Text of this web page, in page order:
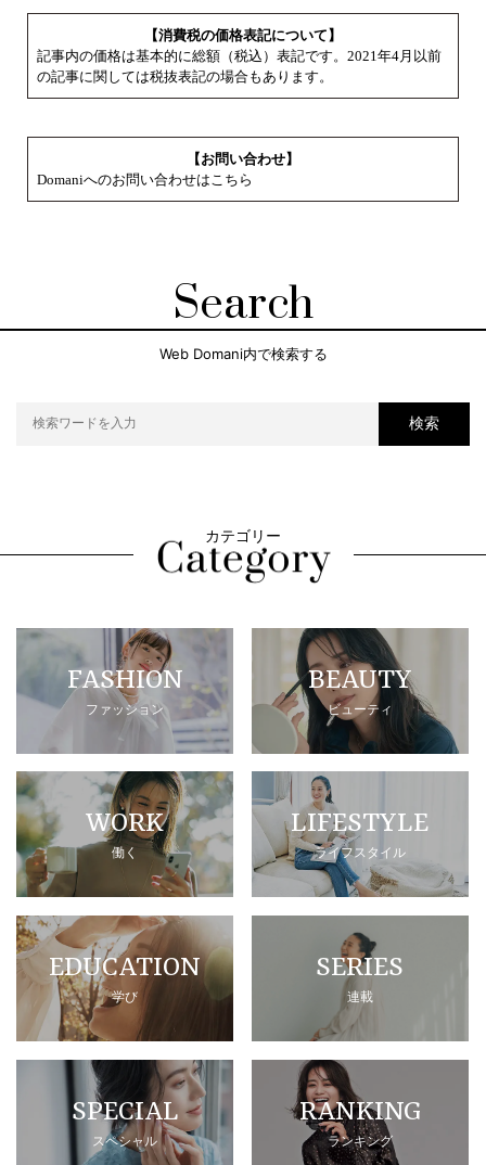
【消費税の価格表記について】
記事内の価格は基本的に総額（税込）表記です。2021年4月以前
の記事に関しては税抜表記の場合もあります。
【お問い合わせ】
Domaniへのお問い合わせはこちら
Search
Web Domani内で検索する
検索
カテゴリー
FASHION
ファッション
BEAUTY
ビューティ
WORK
働く
LIFESTYLE
ライフスタイル
EDUCATION
学び
SERIES
連載
SPECIAL
スペシャル
RANKING
ランキング